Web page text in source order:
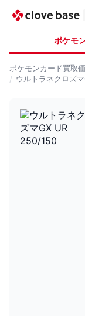
ポケモ
ポケモンカード買取
ウルトラネクロズ